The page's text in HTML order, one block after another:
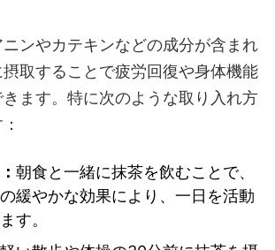
ンやカテキンなどの成分が含まれ
取することで疲労回復や身体機能
ます。特に次のような取り入れ方
朝食と一緒に抹茶を飲むことで、
緩やかな効果により、一日を活動
す。